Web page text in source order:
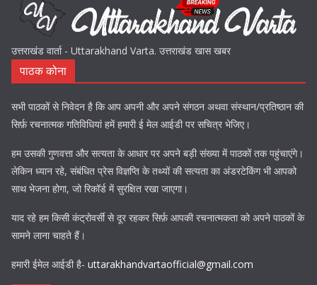
उत्तराखंड वार्ता - Uttarakhand Varta. उत्तराखंड खास खबर
पाठक कोना
सभी पाठकों से निवेदन है कि आप अपनी और अपने संगठन अथवा संस्थान/प्रतिष्ठान की
सिर्फ़ रचनात्मक गतिविधियां हमें हमारी ई मेल आईडी पर सचित्र भेजिए।
हम उसकी गुणवत्ता और सत्यता के आधार पर अपने बड़ी संख्या में पाठकों तक पहुंचाएंगे।
लेकिन ध्यान रहे, संबंधित प्रेस विज्ञप्ति के तथ्यों की सत्यता का अंडरटेकिंग भी आपको
साथ भेजना होगा, जो रिकॉर्ड में सुरक्षित रखा जाएगा।
याद रहे हम किसी कंट्रोवर्सी से दूर रहकर सिर्फ़ आपकी रचनात्मकता को अपने पाठकों के
सामने लाना चाहते हैं।
हमारी ईमेल आईडी है- uttarakhandvartaofficial@gmail.com